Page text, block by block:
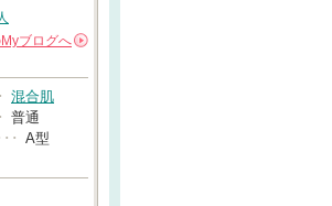
Myブログへ
混合肌
普通
･･
A型